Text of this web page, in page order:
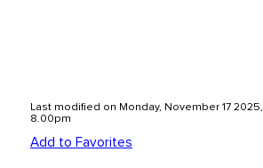
Last modified on Monday, November 17 2025,
8.00pm
Add to Favorites